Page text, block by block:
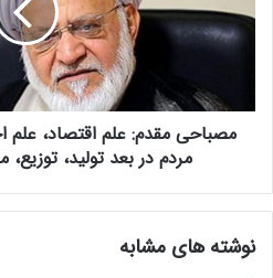
:
ل
ق
ص
ح
د
ل
ا
مصباحی مقدم: علم اقتصاد، علم
مردم در بعد تولید،
نوشته های مشابه